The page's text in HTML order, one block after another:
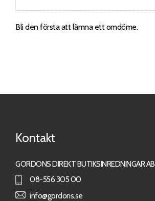
Bli den första att lämna ett omdöme.
Kontakt
GORDONS DIREKT BUTIKSINREDNINGAR AB
08-556 305 00
info@gordons.se